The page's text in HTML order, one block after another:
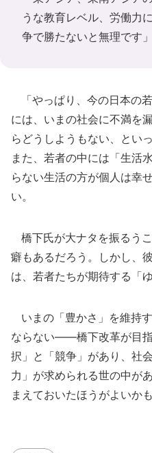
うな教育レベル、労働力
争で勝たないと無理です」
「やっぱり、今の日本の
には、いまの社会に不満を
らどうしようもない、とい
また、若者の中には「生活
らない生活の方が個人は幸
い。
橋下氏が大ナタを振るう
癖もあるだろう。しかし、
は、若者たちが期待する「
いまの「豊かさ」を維持
ならない――橋下改革が目
択」と「競争」があり、社
力」が求められる世の中が
まえておいたほうがよいか